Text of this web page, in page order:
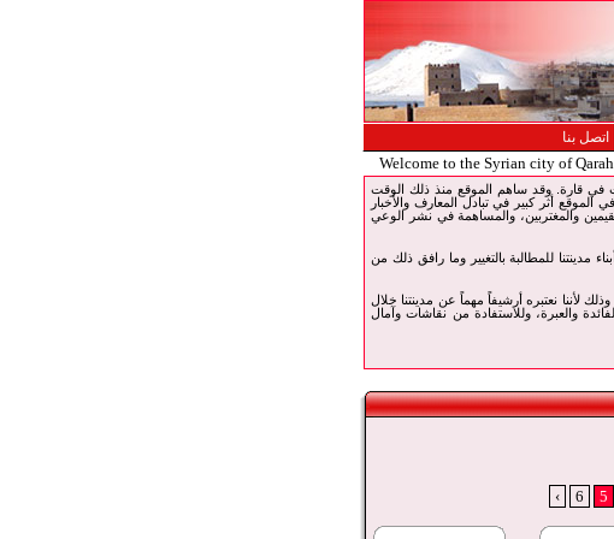
اتصل بنا
Welcome to the Syrian city of Qarah
ذلك مع بدء توفر خدمة الإنترنت في قارة. وقد ساهم الموقع منذ ذلك الوقت
الموقع أثر كبير في تبادل المعارف والأخبار
والمغتربين، والمساهمة في نشر الوعي
مع بداية خروج السوريين بما فيهم أبناء مدينتنا للمطالبة بالتغيير وما رافق ذلك من
وذلك لأننا نعتبره أرشيفاً مهماً عن مدينتنا خلال
والعبرة، وللاستفادة من نقاشات وآمال
5
6
›